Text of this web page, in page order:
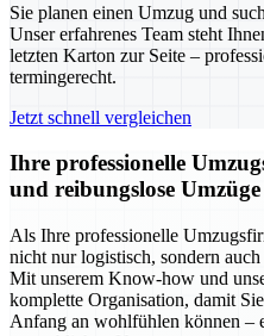
Sie planen einen Umzug und
Unser erfahrenes Team steht
letzten Karton zur Seite –
termingerecht.
Jetzt schnell vergleichen
Ihre professionelle
und reibungslose
Als Ihre professionelle
nicht nur logistisch, sondern
Mit unserem Know-how und
komplette Organisation, damit
Anfang an wohlfühlen können –